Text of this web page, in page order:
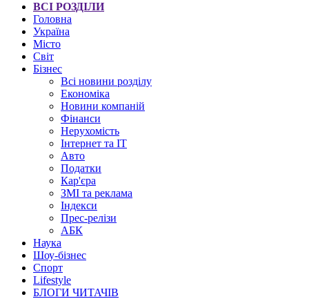
ВСІ РОЗДІЛИ
Головна
Україна
Місто
Світ
Бізнес
Всі новини розділу
Економіка
Новини компаній
Фінанси
Нерухомість
Інтернет та IT
Авто
Податки
Кар'єра
ЗМІ та реклама
Індекси
Прес-релізи
АБК
Наука
Шоу-бізнес
Спорт
Lifestyle
БЛОГИ ЧИТАЧІВ